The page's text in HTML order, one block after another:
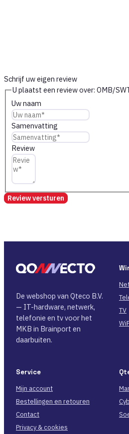
Schrijf uw eigen review
U plaatst een review over: OMB/
Uw naam
Samenvatting
Review
Review versturen
De webshop van Qteco B.V.
— IT-hardware, netwerk,
telefonie en tv voor het
MKB in Brainport en
daarbuiten.
TV
Service
Mijn account
Bestellingen en retouren
Contact
Privacy & cookies